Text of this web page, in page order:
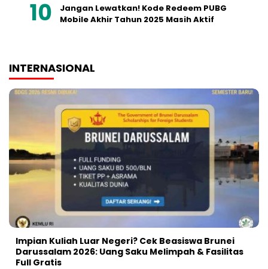
Jangan Lewatkan! Kode Redeem PUBG
Mobile Akhir Tahun 2025 Masih Aktif
INTERNASIONAL
Impian Kuliah Luar Negeri? Cek Beasiswa Brunei
Darussalam 2026: Uang Saku Melimpah & Fasilitas
Full Gratis